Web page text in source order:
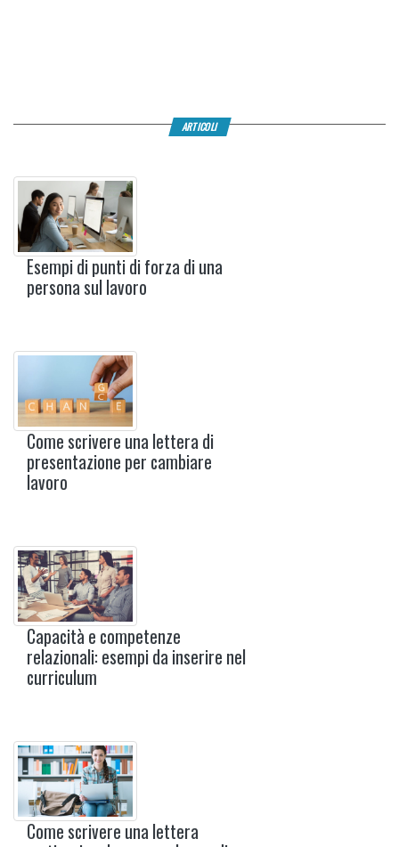
ARTICOLI
Esempi di punti di forza di una
persona sul lavoro
Come scrivere una lettera di
presentazione per cambiare
lavoro
Capacità e competenze
relazionali: esempi da inserire nel
curriculum
Come scrivere una lettera